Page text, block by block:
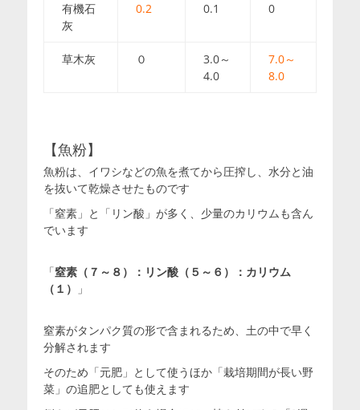
有機石
灰
0.2 0.1 0
草木灰 ０
3.0～
4.0
7.0～
8.0
【魚粉】
魚粉は、イワシなどの魚を煮てから圧搾し、水分と油
を抜いて乾燥させたものです
「窒素」と「リン酸」が多く、少量のカリウムも含ん
でいます
「窒素（７～８）：リン酸（５～６）：カリウム
（１）
」
窒素がタンパク質の形で含まれるため、土の中で早く
分解されます
そのため「元肥」として使うほか「栽培期間が長い野
菜」の追肥としても使えます